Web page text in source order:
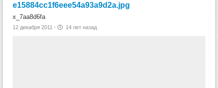
e15884cc1f6eee54a93a9d2a.jpg
x_7aa8d6fa
12 декабря 2011 · 14 лет назад